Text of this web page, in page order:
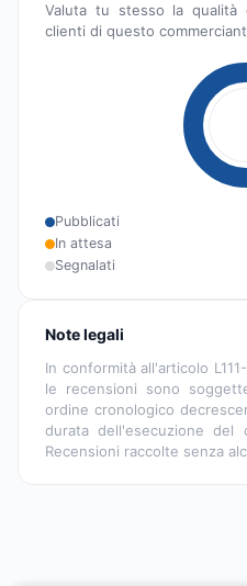
Valuta tu stesso la qualità
clienti di questo
Pubblicati
In attesa
Segnalati
Note legali
In conformità all'articolo
le recensioni sono
ordine cronologico
durata dell'esecuzione del
Recensioni raccolte senza